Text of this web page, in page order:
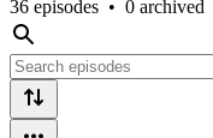
36 episodes • 0 archived